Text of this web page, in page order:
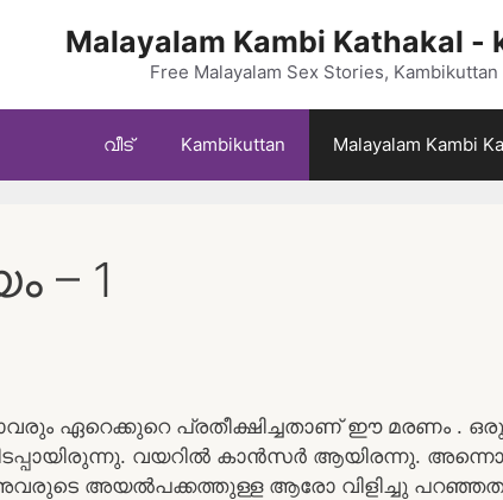
Malayalam Kambi Kathakal -
Free Malayalam Sex Stories,
വീട് Kambikuttan Malayalam Kambi
– 1
ഏറെക്കുറെ പ്രതീക്ഷിച്ചതാണ് ഈ മരണം . ഒരു
വയറിൽ കാൻസർ ആയിരന്നു.
അയൽപക്കത്തുള്ള ആരോ വിളിച്ചു